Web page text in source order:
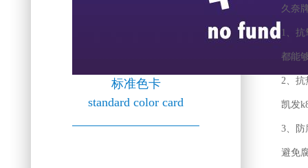
久奈
1、
都能
2、抗
凯发
3、防
避免
标准色卡
standard color card